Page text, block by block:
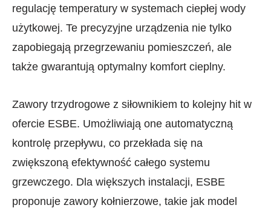
regulację temperatury w systemach ciepłej wody
użytkowej. Te precyzyjne urządzenia nie tylko
zapobiegają przegrzewaniu pomieszczeń, ale
także gwarantują optymalny komfort cieplny.
Zawory trzydrogowe z siłownikiem to kolejny hit w
ofercie ESBE. Umożliwiają one automatyczną
kontrolę przepływu, co przekłada się na
zwiększoną efektywność całego systemu
grzewczego. Dla większych instalacji, ESBE
proponuje zawory kołnierzowe, takie jak model